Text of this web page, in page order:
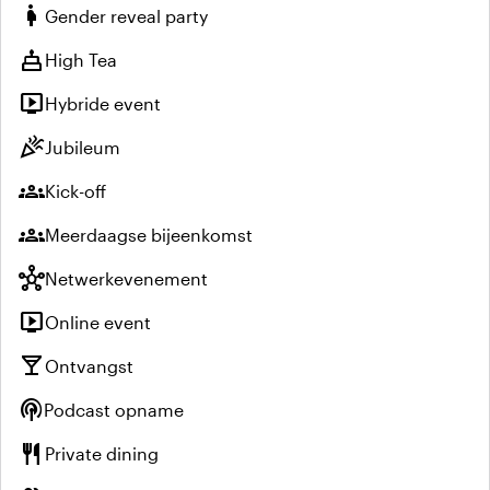
pregnant_woman Gender reveal party
cake High Tea
live_tvHybride event
celebrationJubileum
groupsKick-off
groupsMeerdaagse bijeenkomst
hubNetwerkevenement
live_tvOnline event
local_bar Ontvangst
podcastsPodcast opname
restaurant Private dining